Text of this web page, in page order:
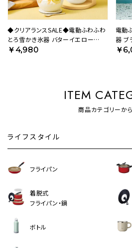
◆クリアランスSALE◆電動ふわふわ
とろ雪かき氷器 バターイエロー
DTS-B5MYL【HO】
￥4,980
電動
器 ブ
￥
ITEM
商品カテゴリーか
ライフスタイル
フライパン
着脱式
フライパン・鍋
ボトル